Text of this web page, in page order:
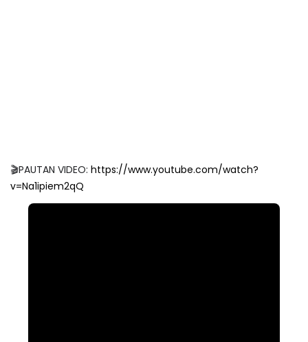
🎬PAUTAN VIDEO: https://www.youtube.com/watch?
v=Na1ipiem2qQ